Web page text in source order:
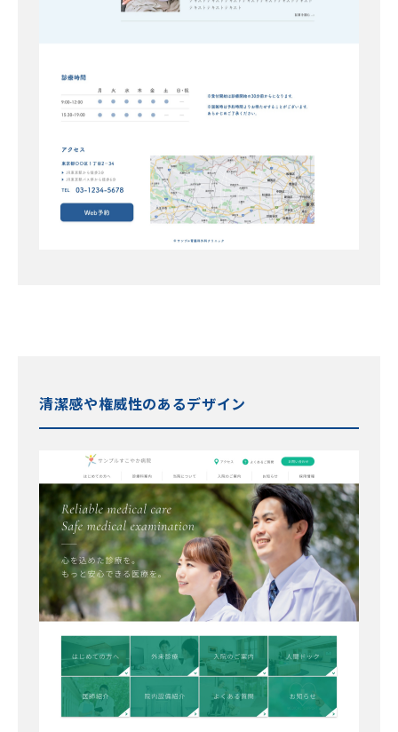
清潔感や権威性のあるデザイン